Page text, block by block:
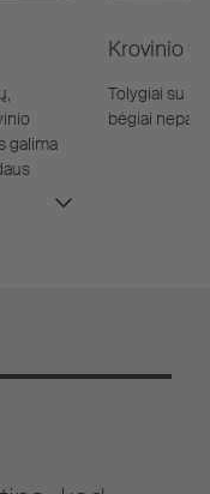
galima
Krovinio
Tolygiai su
bėgiai